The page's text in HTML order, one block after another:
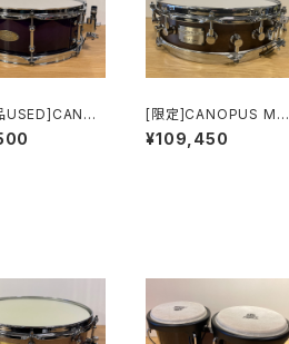
USED]CANOP
Superio
Snare Drum
[限定]CANOPUS MO
-1440 CM (12Top /
6Bottom Lugs Picc
¥109,450